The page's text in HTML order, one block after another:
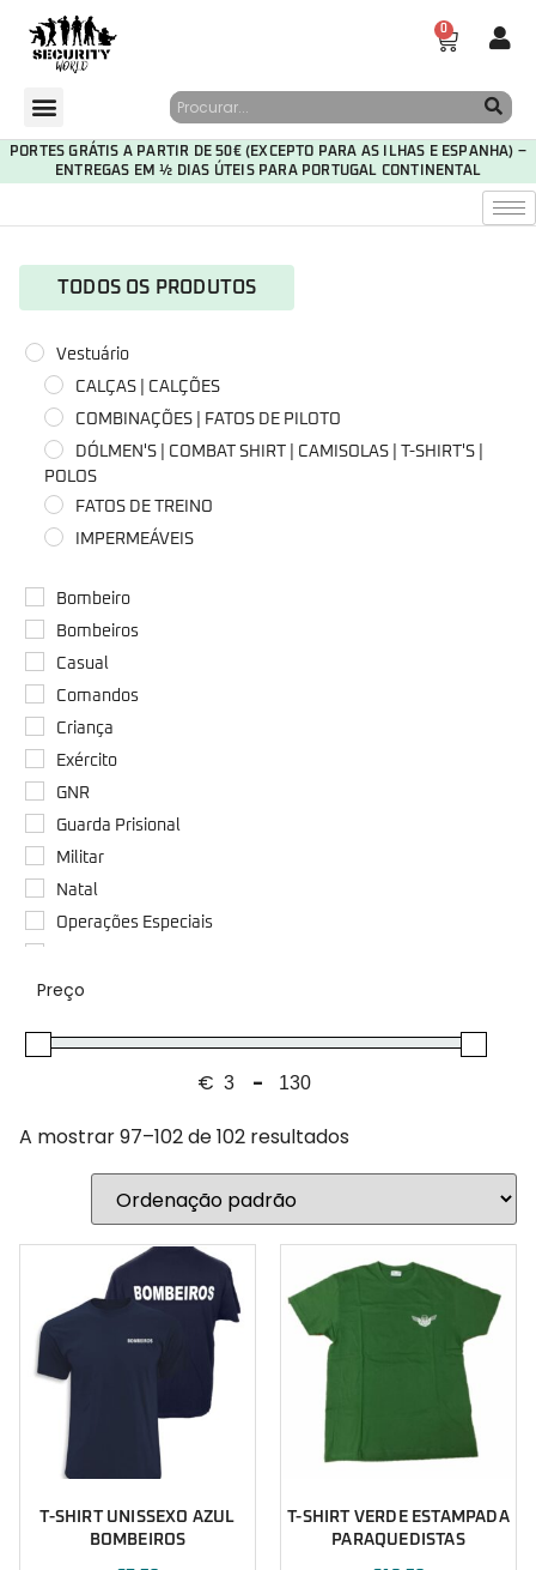
0
PORTES GRÁTIS A PARTIR DE 50€ (EXCEPTO PARA AS ILHAS E ESPANHA) –
ENTREGAS EM ½ DIAS ÚTEIS PARA PORTUGAL CONTINENTAL
TODOS OS PRODUTOS
Vestuário
CALÇAS | CALÇÕES
COMBINAÇÕES | FATOS DE PILOTO
DÓLMEN'S | COMBAT SHIRT | CAMISOLAS | T-SHIRT'S |
POLOS
FATOS DE TREINO
IMPERMEÁVEIS
Bombeiro
Bombeiros
Casual
Comandos
Criança
Exército
GNR
Guarda Prisional
Militar
Natal
Operações Especiais
Paraquedista
Polícia
Preço
€ Minimum Price
-Maximum Price
A mostrar 97–102 de 102 resultados
T-SHIRT UNISSEXO AZUL
BOMBEIROS
T-SHIRT VERDE ESTAMPADA
PARAQUEDISTAS